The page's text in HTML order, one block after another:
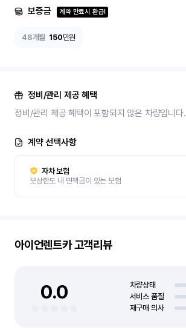
보증금 계약 만료시 환급!
48개월 150만원
정비/관리 제공 혜택
정비/관리 제공 혜택이 포함되지 않은 차량입니다.
계약 선택사항
자차 보험
보상한도 내 면책금이 있는 보험
아이언렌트카고객리뷰
0.0 차량상태
서비스 품질
재구매 의사